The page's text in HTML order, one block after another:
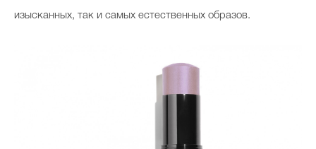
изысканных, так и самых естественных образов.